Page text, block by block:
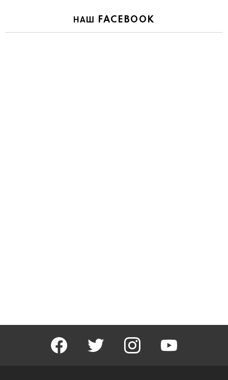
НАШ FACEBOOK
facebook twitter instagram youtube